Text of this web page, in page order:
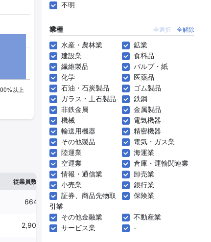
従業員数 臨時従業員数 ※2 確認した有報締日
664人 5,661人 2025年03月31日
2,904人 2,972人
不明
業種 全選択 全解除
水産・農林業
鉱業
建設業
食料品
繊維製品
パルプ・紙
化学
医薬品
石油・石炭製品
ゴム製品
ガラス・土石製品
鉄鋼
非鉄金属
金属製品
機械
電気機器
輸送用機器
精密機器
その他製品
電気・ガス業
陸運業
海運業
空運業
倉庫・運輸関連業
情報・通信業
卸売業
小売業
銀行業
証券、商品先物取
引業
保険業
その他金融業
不動産業
サービス業
-